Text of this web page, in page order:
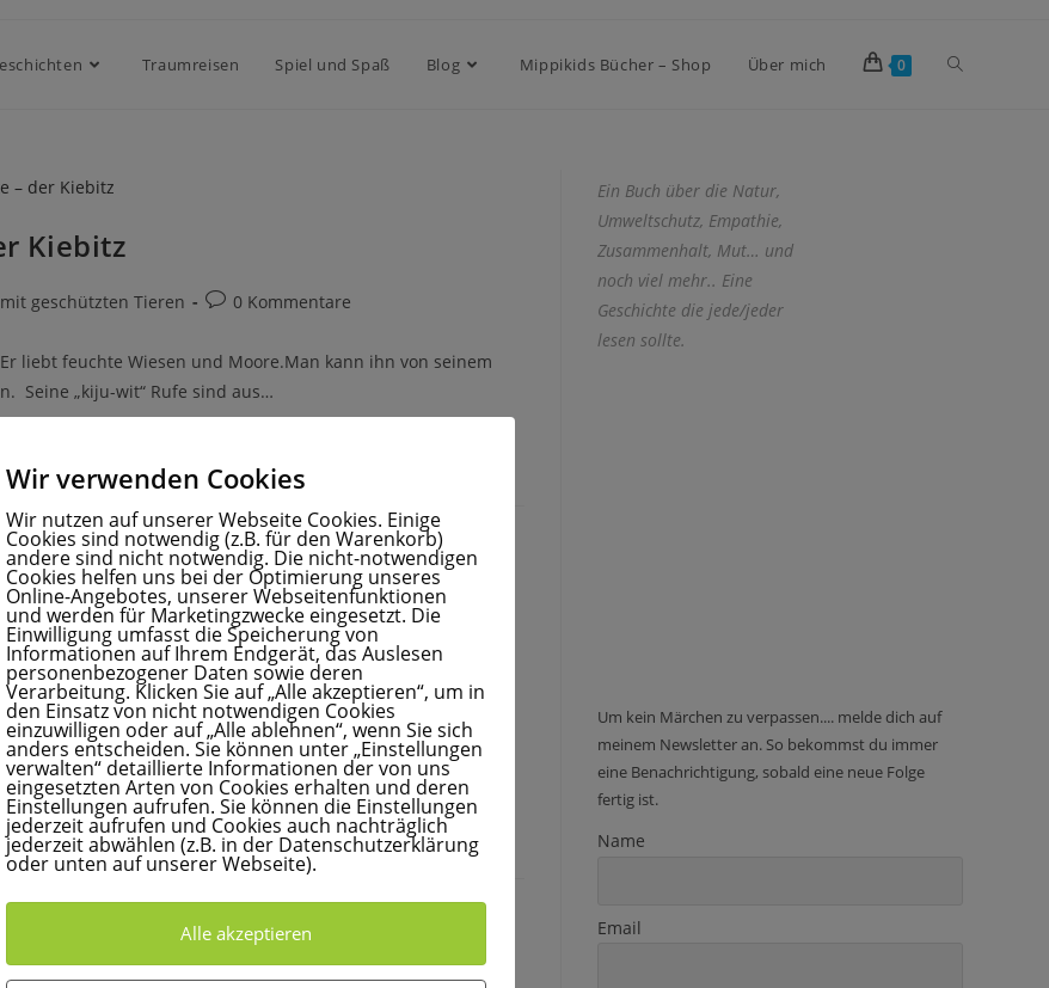
Traumreisen Spiel und Spaß Blog Mippikids Bücher – Shop Über mich 0
Kiebitz
geschützten Tieren 0 Kommentare
liebt feuchte Wiesen und Moore.Man kann ihn von seinem
Seine „kiju-wit“ Rufe sind aus…
Tieren 0 Kommentare
gejagt und fast ausgerottet. Das Flussufer hat sich
Sträucher verschwunden.…
Ein Buch über die Natur,
Umweltschutz, Empathie,
Zusammenhalt, Mut… und
noch viel mehr.. Eine
Geschichte die jede/jeder
lesen sollte.
Um kein Märchen zu verpassen.... melde dich auf
meinem Newsletter an. So bekommst du immer
eine Benachrichtigung, sobald eine neue Folge
fertig ist.
Name
Email
Wir verwenden Cookies
Wir nutzen auf unserer Webseite Cookies. Einige
Cookies sind notwendig (z.B. für den Warenkorb)
andere sind nicht notwendig. Die nicht-notwendigen
Cookies helfen uns bei der Optimierung unseres
Online-Angebotes, unserer Webseitenfunktionen
und werden für Marketingzwecke eingesetzt. Die
Einwilligung umfasst die Speicherung von
Informationen auf Ihrem Endgerät, das Auslesen
personenbezogener Daten sowie deren
Verarbeitung. Klicken Sie auf „Alle akzeptieren“, um in
den Einsatz von nicht notwendigen Cookies
einzuwilligen oder auf „Alle ablehnen“, wenn Sie sich
anders entscheiden. Sie können unter „Einstellungen
verwalten“ detaillierte Informationen der von uns
eingesetzten Arten von Cookies erhalten und deren
Einstellungen aufrufen. Sie können die Einstellungen
jederzeit aufrufen und Cookies auch nachträglich
jederzeit abwählen (z.B. in der Datenschutzerklärung
oder unten auf unserer Webseite).
Alle akzeptieren